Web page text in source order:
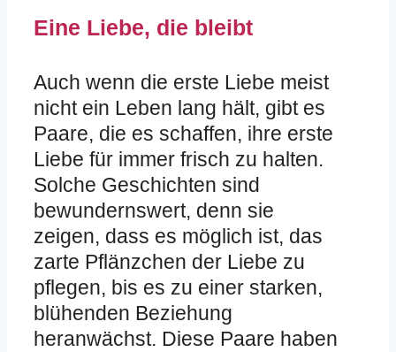
Eine Liebe, die bleibt
Auch wenn die erste Liebe meist
nicht ein Leben lang hält, gibt es
Paare, die es schaffen, ihre erste
Liebe für immer frisch zu halten.
Solche Geschichten sind
bewundernswert, denn sie
zeigen, dass es möglich ist, das
zarte Pflänzchen der Liebe zu
pflegen, bis es zu einer starken,
blühenden Beziehung
heranwächst. Diese Paare haben